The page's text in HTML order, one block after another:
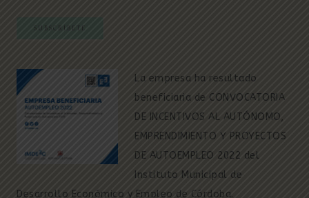
La empresa ha resultado
beneficiaria de CONVOCATORIA
DE INCENTIVOS AL AUTÓNOMO,
EMPRENDIMIENTO Y PROYECTOS
DE AUTOEMPLEO 2022 del
Instituto Municipal de
Desarrollo Económico y Empleo de Córdoba.